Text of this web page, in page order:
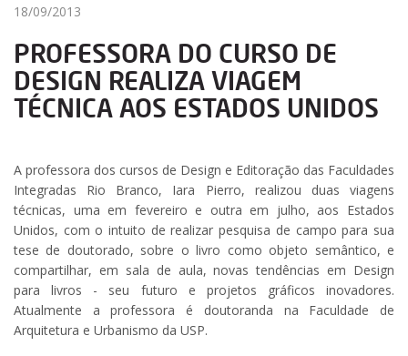
18/09/2013
PROFESSORA DO CURSO DE
DESIGN REALIZA VIAGEM
TÉCNICA AOS ESTADOS UNIDOS
A professora dos cursos de Design e Editoração das Faculdades
Integradas Rio Branco, Iara Pierro, realizou duas viagens
técnicas, uma em fevereiro e outra em julho, aos Estados
Unidos, com o intuito de realizar pesquisa de campo para sua
tese de doutorado, sobre o livro como objeto semântico, e
compartilhar, em sala de aula, novas tendências em Design
para livros - seu futuro e projetos gráficos inovadores.
Atualmente a professora é doutoranda na Faculdade de
Arquitetura e Urbanismo da USP.